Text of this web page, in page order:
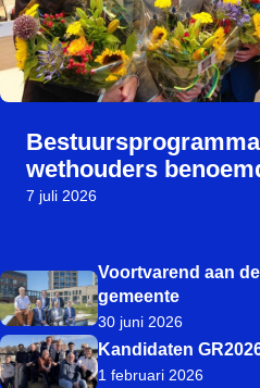
wethouders
7 juli 2026
Voortvarend aan
gemeente
30 juni 2026
Kandidaten
1 februari 2026